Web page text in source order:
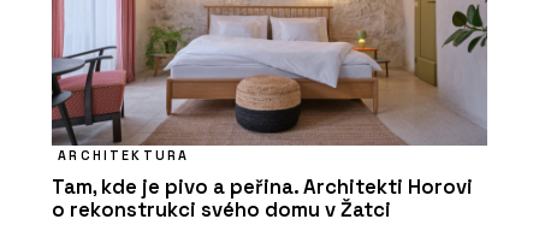
ARCHITEKTURA
Tam, kde je pivo a peřina. Architekti Horovi
o rekonstrukci svého domu v Žatci